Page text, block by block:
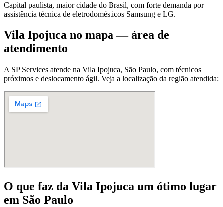
Capital paulista, maior cidade do Brasil, com forte demanda por
assistência técnica de eletrodomésticos Samsung e LG.
Vila Ipojuca no mapa — área de
atendimento
A SP Services atende na Vila Ipojuca, São Paulo, com técnicos
próximos e deslocamento ágil. Veja a localização da região atendida:
O que faz da Vila Ipojuca um ótimo lugar
em São Paulo